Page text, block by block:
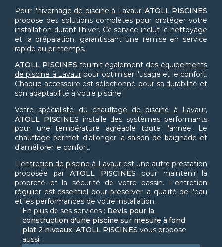
Pour l'hivernage de piscine à Lavaur,ATOLL PISCINES
propose des solutions complètes pour protéger votre
installation durant l'hiver. Ce service inclut le nettoyage
et la préparation, garantissant une remise en service
rapide au printemps.
ATOLL PISCINES fournit également des équipements
de piscine à Lavaur pour optimiser l'usage et le confort.
Chaque accessoire est sélectionné pour sa durabilité et
son adaptabilité à votre piscine.
Votre spécialiste du chauffage de piscine à Lavaur,
ATOLL PISCINES installe des systèmes performants
pour une température agréable toute l'année. Le
chauffage permet d'allonger la saison de baignade et
d'améliorer le confort.
L'entretien de piscine à Lavaurest une autre prestation
proposée par ATOLL PISCINES pour maintenir la
propreté et la sécurité de votre bassin. L'entretien
régulier est essentiel pour préserver la qualité de l'eau
et les performances de votre installation.
En plus de ses services : Devis pour la
construction d'une piscine sur mesure à fond
plat 2 niveaux, ATOLL PISCINES vous propose
aussi :